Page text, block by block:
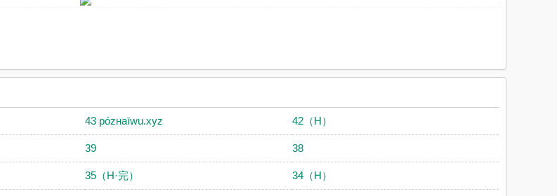
43 pózнaīwu.xуz 42（H）
39 38
35（H·完） 34（H）